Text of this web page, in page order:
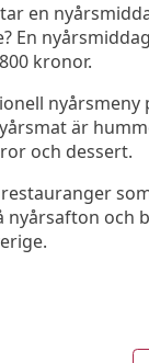
en
En
kronor.
nyårsmeny
är
och dessert.
nyårsafton och